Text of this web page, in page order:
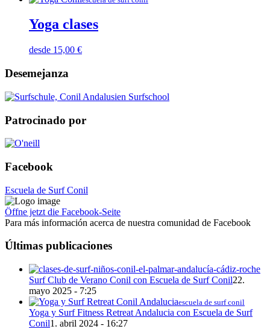
Yoga clases
desde 15,00 €
Desemejanza
Patrocinado por
Facebook
Escuela de Surf Conil
Öffne jetzt die Facebook-Seite
Para más información acerca de nuestra comunidad de Facebook
Últimas publicaciones
Surf Club de Verano Conil con Escuela de Surf Conil22.
mayo 2025 - 7:25
escuela de surf conil
Yoga y Surf Fitness Retreat Andalucia con Escuela de Surf
Conil1. abril 2024 - 16:27